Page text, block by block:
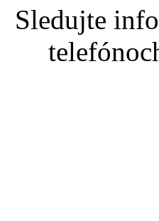
Sledujte